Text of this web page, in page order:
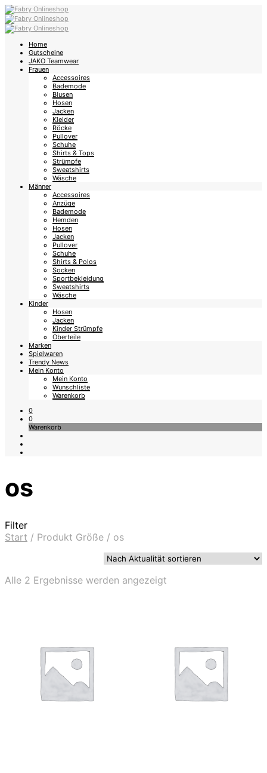
Home
Gutscheine
JAKO Teamwear
Frauen
Accessoires
Bademode
Blusen
Hosen
Jacken
Kleider
Röcke
Pullover
Schuhe
Shirts & Tops
Strümpfe
Sweatshirts
Wäsche
Männer
Accessoires
Anzüge
Bademode
Hemden
Hosen
Jacken
Pullover
Schuhe
Shirts & Polos
Socken
Sportbekleidung
Sweatshirts
Wäsche
Kinder
Hosen
Jacken
Kinder Strümpfe
Oberteile
Marken
Spielwaren
Trendy News
Mein Konto
Mein Konto
Wunschliste
Warenkorb
0
0
Warenkorb
os
Filter
Start / Produkt Größe / os
Alle 2 Ergebnisse werden angezeigt